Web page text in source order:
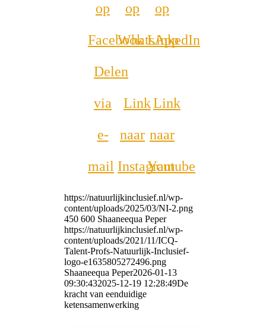
op
Facebook
op
WhatsApp
op
LinkedIn
Delen
via
e-
mail
Link
naar
Instagram
Link
naar
Youtube
https://natuurlijkinclusief.nl/wp-
content/uploads/2025/03/NI-2.png
450 600 Shaaneequa Peper
https://natuurlijkinclusief.nl/wp-
content/uploads/2021/11/ICQ-
Talent-Profs-Natuurlijk-Inclusief-
logo-e1635805272496.png
Shaaneequa Peper2026-01-13
09:30:432025-12-19 12:28:49De
kracht van eenduidige
ketensamenwerking